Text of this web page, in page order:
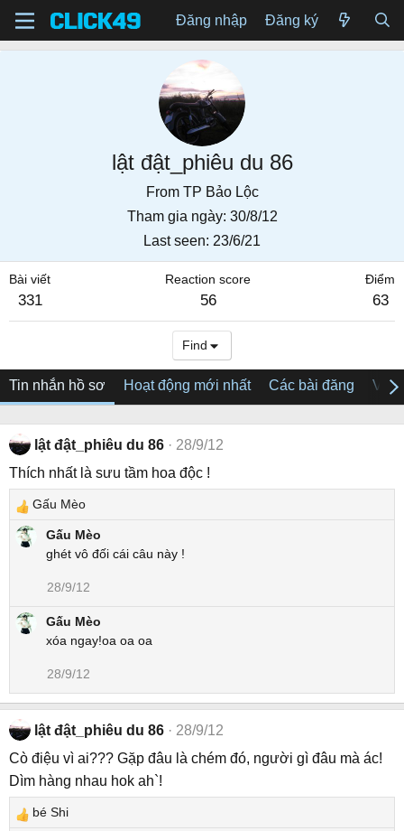
Đăng nhập Đăng ký
lật đật_phiêu du 86
From TP Bảo Lộc
Tham gia ngày 30/8/12
Last seen 23/6/21
Bài viết
331
Reaction score
56
Điểm
63
Find
Tin nhắn hồ sơ Hoạt động mới nhất Các bài đăng Về
lật đật_phiêu du 86
28/9/12
Thích nhất là sưu tầm hoa độc !
R
e
a
o
Gấu Mèo
Gấu Mèo
ghét vô đối cái câu này !
28/9/12
Gấu Mèo
xóa ngay!oa oa oa
28/9/12
lật đật_phiêu du 86
28/9/12
Cò điệu vì ai??? Gặp đâu là chém đó, người gì đâu mà ác!
Dìm hàng nhau hok ah`!
R
bé Shi